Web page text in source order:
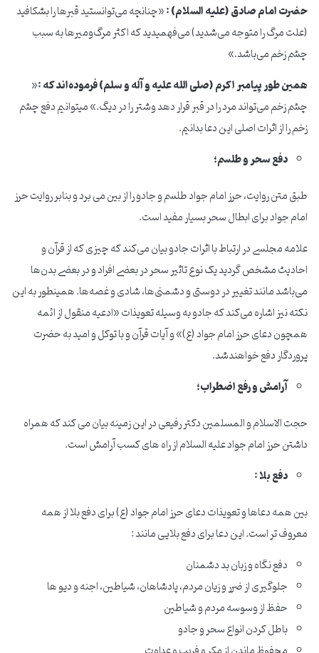
حضرت امام صادق (علیه السلام) :«چنانچه می‌توانستید قبرها را بشکافید
(علت مرگ را متوجه می‌شدید) می‌فهمیدید که اکثر مرگ‌ومیرها به سبب
چشم زخم می‌باشد.»
همین طور پیامبر اکرم (صلی الله علیه و آله و سلم) فرموده‌اند که :«
چشم زخم می‌تواند مرد را در قبر قرار دهد وشتر را در دیگ.» میتوانیم دفع چشم
زخم را از اثرات اصلی این دعا بدانیم.
دفع سحر و طلسم؛
طبق متن روایت، حرز امام جواد طلسم و جادو را از بین می برد و بنابر روایت حرز
امام جواد برای ابطال سحر بسیار مفید است.
علامه مجلسی در ارتباط با اثرات جادو بیان می‌کند که چیزی که از قرآن و
احادیث مشخص گردید یک نوع تاثیر سحر در بعضی افراد و در بعضی بدن‌ها
می‌باشد مانند تغییر در دوستی و دشمنی‌ها، شادی و غصه‌ها. همینطور به این
نکته نیز اشاره می‌کند که جادو به وسیله تعویذات «ادعیه منقول از ائمه
همچون دعای حرز امام جواد (ع)» و آیات قرآن و با توکل و امید به حضرت
پروردگار دفع خواهندشد.
آرامش و رفع اضطراب؛
حجت الاسلام و المسلمین دکتر رفیعی در این زمینه بیان می کند که همراه
داشتن حرز امام جواد علیه السلام از راه های کسب آرامش است.
دفع بلا :
بین همه دعاها و تعویذات دعای حرز امام جواد (ع) برای دفع بلا از همه
معروف تر است. این دعا برای دفع بلایی مانند :
دفع نگاه و زبان بد دشمنان
جلوگیری از ضرر و زیان مردم، پادشاهان، شیاطین، اجنه و دیو ها
حفظ از وسوسه مردم و شیاطین
باطل کردن انواع سحر و جادو